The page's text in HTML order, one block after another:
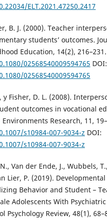
ELT.2021.47250.2417
B. J. (2000). Teacher
students’ outcomes.
Education, 14(2), 216–231.
02568540009594765 DOI:
02568540009594765
y Fisher, D. L. (2008).
outcomes in vocational
Research, 11,
s10984-007-9034-z DOI:
s10984-007-9034-z
Van der Ende, J., Wubbels,
Lier, P. (2019). Developmental
Behavior and Student –
Adolescents With Psychiatric
Psychology Review, 48(1),